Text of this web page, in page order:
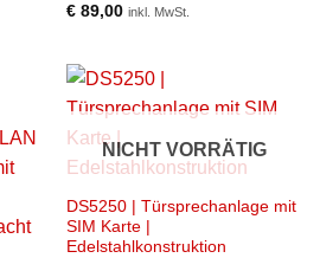
€89,00 inkl. MwSt.
NICHT VORRÄTIG
DS5250 | Türsprechanlage mit
SIM Karte |
Edelstahlkonstruktion